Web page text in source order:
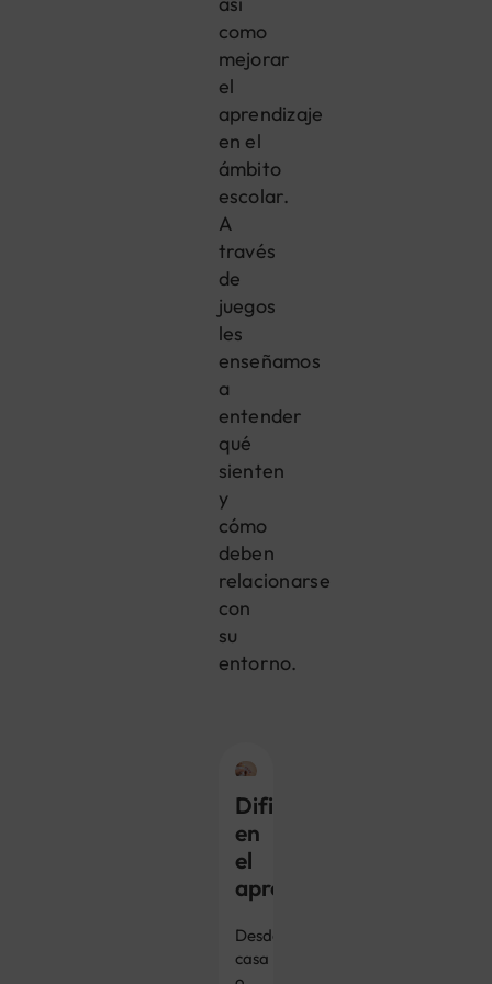
como
mejorar
el
aprendizaje
en el
ámbito
escolar.
A
través
de
juegos
les
enseñamos
a
entender
qué
sienten
y
cómo
deben
relacionarse
con
su
entorno.
Dificultad
en
el
aprendizaje
Desde
casa